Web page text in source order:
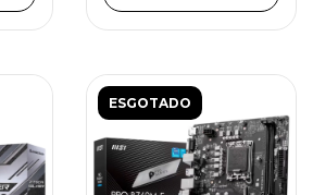
ESGOTADO